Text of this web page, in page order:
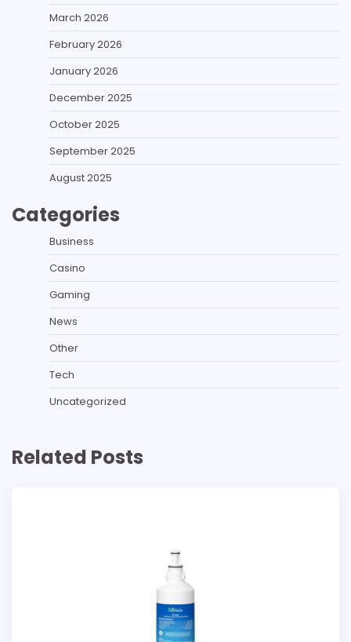
March 2026
February 2026
January 2026
December 2025
October 2025
September 2025
August 2025
Categories
Business
Casino
Gaming
News
Other
Tech
Uncategorized
Related Posts